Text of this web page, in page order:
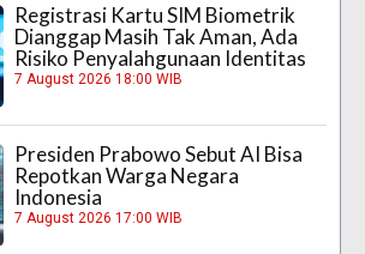
Registrasi Kartu SIM Biometrik
Dianggap Masih Tak Aman, Ada
Risiko Penyalahgunaan Identitas
7 August 2026 18:00 WIB
Presiden Prabowo Sebut AI Bisa
Repotkan Warga Negara
Indonesia
7 August 2026 17:00 WIB